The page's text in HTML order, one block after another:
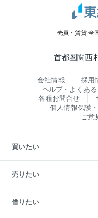
売買・賃貸 全
首都圏関西
会社情報 採用
ヘルプ・よくあ
各種お問合せ
個人情報保護
ご意
買いたい
新築・分譲マンションの購入
中古マンションの購入
一戸建ての購入
中古一戸建ての購入
売りたい
一戸建ての売却・査定
土地の売却・査定
スピードAI査定
借りたい